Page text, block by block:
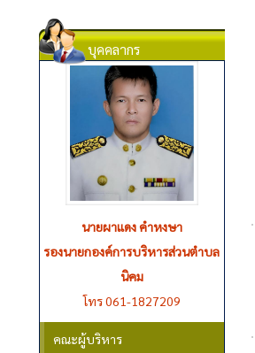
บุคคลากร
นายผาแดง คำหงษา
รองนายกองค์การบริหารส่วนตำบล
นิคม
โทร 061-1827209
นายอานนท์ แพงจันทร์
รองนายกองค์การบริหารส่วนตำบล
นิคม
โทร 090-2618894
คณะผู้บริหาร